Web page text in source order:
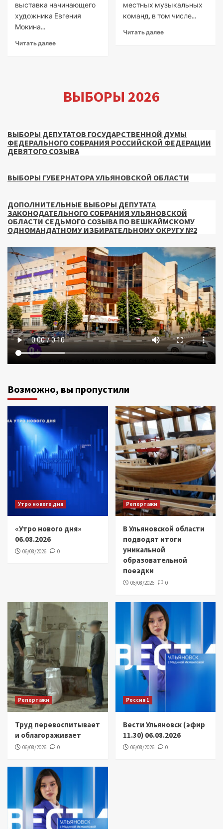
выставка начинающего
художника Евгения
Мокина...
Читать далее
местных музыкальных
команд, в том числе...
Читать далее
ВЫБОРЫ 2026
ВЫБОРЫ ДЕПУТАТОВ ГОСУДАРСТВЕННОЙ ДУМЫ
ФЕДЕРАЛЬНОГО СОБРАНИЯ РОССИЙСКОЙ ФЕДЕРАЦИИ
ДЕВЯТОГО СОЗЫВА
ВЫБОРЫ ГУБЕРНАТОРА УЛЬЯНОВСКОЙ ОБЛАСТИ
ДОПОЛНИТЕЛЬНЫЕ ВЫБОРЫ ДЕПУТАТА
ЗАКОНОДАТЕЛЬНОГО СОБРАНИЯ УЛЬЯНОВСКОЙ
ОБЛАСТИ СЕДЬМОГО СОЗЫВА ПО ВЕШКАЙМСКОМУ
ОДНОМАНДАТНОМУ ИЗБИРАТЕЛЬНОМУ ОКРУГУ №2
Возможно, вы пропустили
Утро нового дня
«Утро нового дня»
06.08.2026
06/08/2026 0
Репортажи
В Ульяновской области
подводят итоги
уникальной
образовательной
поездки
06/08/2026 0
Репортажи
Труд перевоспитывает
и облагораживает
06/08/2026 0
Россия 1
Вести Ульяновск (эфир
11.30) 06.08.2026
06/08/2026 0